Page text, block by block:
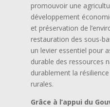
promouvoir une
développement
et préservation de
restauration des sous-
un levier essentiel pour
durable des ressources
durablement la
rurales.
Grâce à l’appui du